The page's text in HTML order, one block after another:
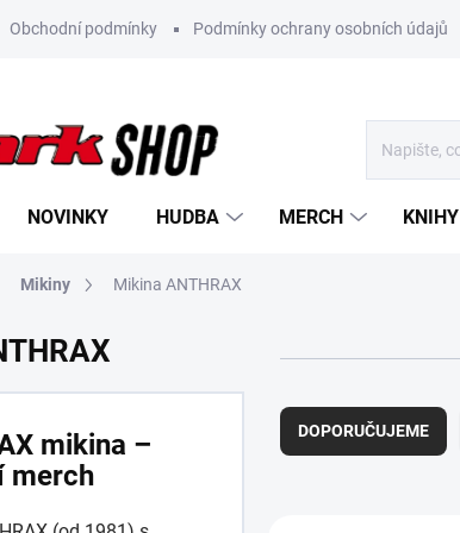
Obchodní podmínky Podmínky ochrany osobních údajů
NOVINKY HUDBA MERCH KNIHY
Mikiny Mikina ANTHRAX
mikina –
merch
a
z
DOPORUČUJEME